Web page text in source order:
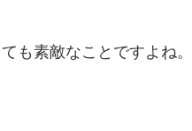
も素敵なことですよね。